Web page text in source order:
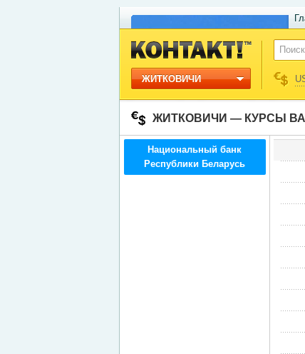
ЖИТКОВИЧИ
ЖИТКОВИЧИ — КУРСЫ
Национальный банк
Республики Беларусь